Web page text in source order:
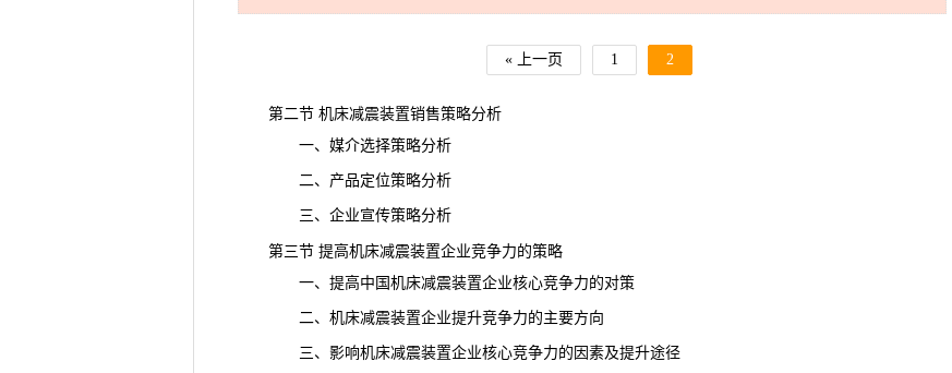
« 上一页 1 2
第二节 机床减震装置销售策略分析
一、媒介选择策略分析
二、产品定位策略分析
三、企业宣传策略分析
第三节 提高机床减震装置企业竞争力的策略
一、提高中国机床减震装置企业核心竞争力的对策
二、机床减震装置企业提升竞争力的主要方向
三、影响机床减震装置企业核心竞争力的因素及提升途径